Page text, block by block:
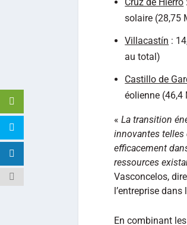
solaire (28,75
Villacastín :
au total)
Castillo de
éolienne (46,4
« La transition
innovantes telles
efficacement
ressources
Vasconcelos,
l’entreprise
En combinant